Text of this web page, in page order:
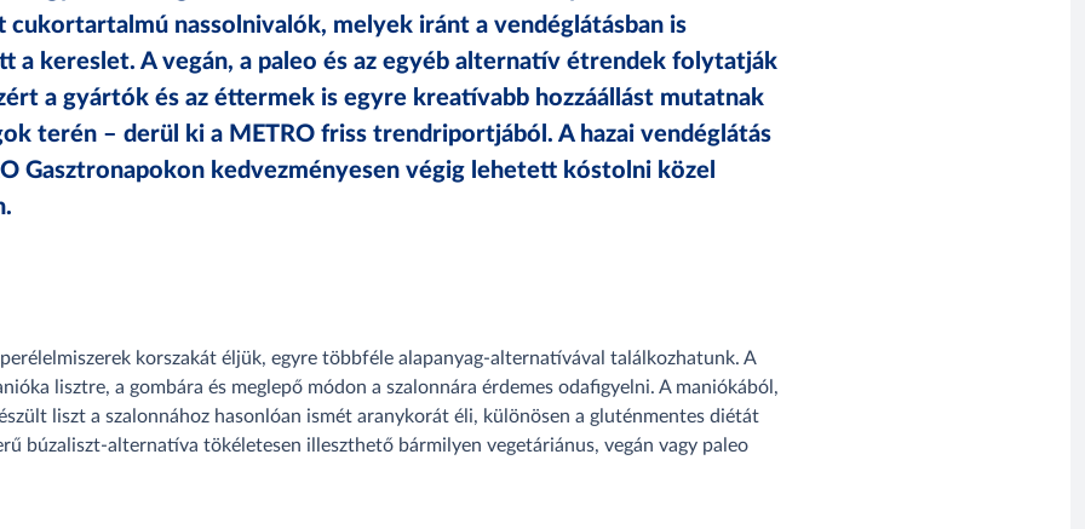
cukortartalmú nassolnivalók, melyek iránt a vendéglátásban is
a kereslet. A vegán, a paleo és az egyéb alternatív étrendek folytatják
a gyártók és az éttermek is egyre kreatívabb hozzáállást mutatnak
terén – derül ki a METRO friss trendriportjából. A hazai vendéglátás
Gasztronapokon kedvezményesen végig lehetett kóstolni közel
korszakát éljük, egyre többféle alapanyag-alternatívával találkozhatunk. A
lisztre, a gombára és meglepő módon a szalonnára érdemes odafigyelni. A maniókából,
liszt a szalonnához hasonlóan ismét aranykorát éli, különösen a gluténmentes diétát
búzaliszt-alternatíva tökéletesen illeszthető bármilyen vegetáriánus, vegán vagy paleo